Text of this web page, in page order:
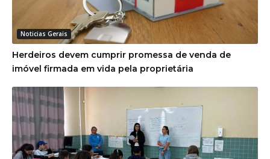
Noticias Gerais
Herdeiros devem cumprir promessa de venda de
imóvel firmada em vida pela proprietária